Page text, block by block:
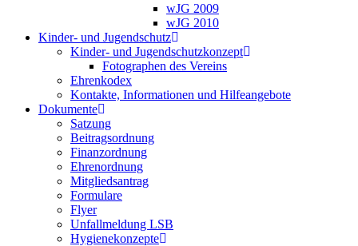
wJG 2009
wJG 2010
Kinder- und Jugendschutz
Kinder- und Jugendschutzkonzept
Fotographen des Vereins
Ehrenkodex
Kontakte, Informationen und Hilfeangebote
Dokumente
Satzung
Beitragsordnung
Finanzordnung
Ehrenordnung
Mitgliedsantrag
Formulare
Flyer
Unfallmeldung LSB
Hygienekonzepte